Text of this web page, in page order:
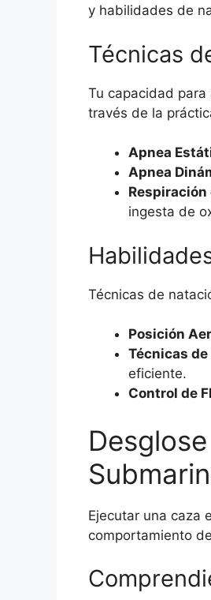
y habilidades de
Técnicas
Tu capacidad
través de la
Apnea
Apnea
Respiración
ingesta de
Técnicas de
Posición
Técnicas
eficiente.
Control de
Ejecutar una caza
comportamiento